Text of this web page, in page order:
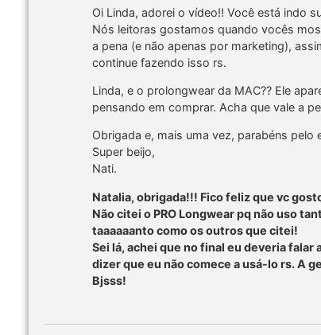
Oi Linda, adorei o vídeo!! Você está indo
Nós leitoras gostamos quando vocês
a pena (e não apenas por marketing),
continue fazendo isso rs.
Linda, e o prolongwear da MAC?? Ele
pensando em comprar. Acha que vale a
Obrigada e, mais uma vez, parabéns pelo
Super beijo,
Nati.
Natalia, obrigada!!! Fico feliz que vc
Não citei o PRO Longwear pq não uso
taaaaaanto como os outros que citei!
Sei lá, achei que no final eu deveria falar
dizer que eu não comece a usá-lo rs. A
Bjsss!